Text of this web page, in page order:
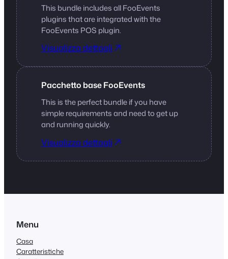
This bundle includes all FooEvents
plugins that are integrated with the
FooEvents POS plugin.
Visualizza dettagli
Pacchetto base FooEvents
This is the perfect bundle if you have
simple requirements and need to get up
and running quickly.
Visualizza dettagli
Menu
Casa
Caratteristiche